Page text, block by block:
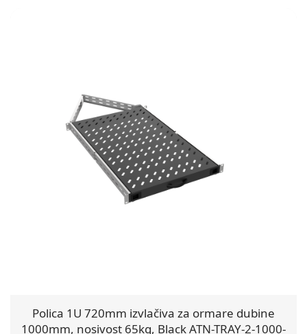
Polica 1U 720mm izvlačiva za ormare dubine
1000mm, nosivost 65kg, Black ATN-TRAY-2-1000-